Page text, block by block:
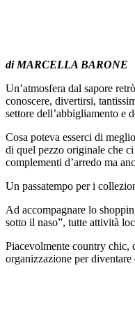
di MARCELLA BARONE
Un’atmosfera dal sapore
conoscere, divertirsi,
settore dell’abbigliamento e
Cosa poteva esserci di
di quel pezzo originale che
complementi d’arredo ma
Un passatempo per i
Ad accompagnare lo
sotto il naso”, tutte attività
Piacevolmente country chic,
organizzazione per